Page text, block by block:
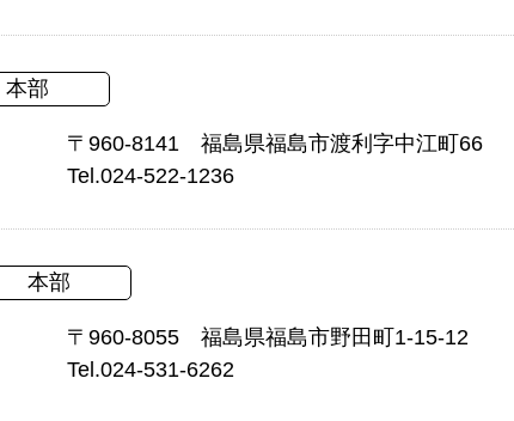
本部
〒960-8141 福島県福島市渡利字中江町66
Tel.024-522-1236
本部
〒960-8055 福島県福島市野田町1-15-12
Tel.024-531-6262